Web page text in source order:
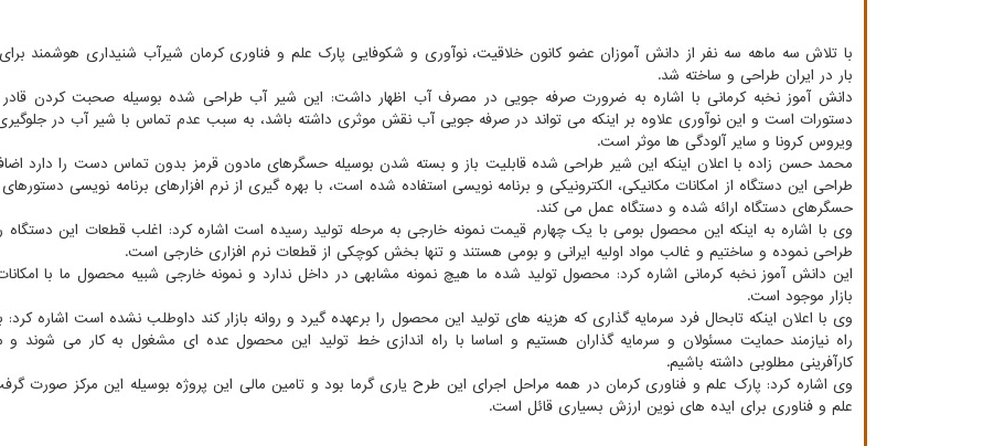
با تلاش سه ماهه سه نفر از دانش آموزان عضو کانون خلاقیت، نوآوری و شکوفایی پارک علم و فناوری کرمان شیرآب شنیداری هوشمند
بار در ایران طراحی و ساخته شد.
دانش آموز نخبه کرمانی با اشاره به ضرورت صرفه جویی در مصرف آب اظهار داشت: این شیر آب طراحی شده بوسیله صحبت کردن قادر
دستورات است و این نوآوری علاوه بر اینکه می تواند در صرفه جویی آب نقش موثری داشته باشد، به سبب عدم تماس با شیر آب در
ویروس کرونا و سایر آلودگی ها موثر است.
محمد حسن زاده با اعلان اینکه این شیر طراحی شده قابلیت باز و بسته شدن بوسیله حسگرهای مادون قرمز بدون تماس دست را دارد
طراحی این دستگاه از امکانات مکانیکی، الکترونیکی و برنامه نویسی استفاده شده است، با بهره گیری از نرم افزارهای برنامه نویسی
حسگرهای دستگاه ارائه شده و دستگاه عمل می کند.
وی با اشاره به اینکه این محصول بومی با یک چهارم قیمت نمونه خارجی به مرحله تولید رسیده است اشاره کرد: اغلب قطعات این دستگاه
طراحی نموده و ساختیم و غالب مواد اولیه ایرانی و بومی هستند و تنها بخش کوچکی از قطعات نرم افزاری خارجی است.
این دانش آموز نخبه کرمانی اشاره کرد: محصول تولید شده ما هیچ نمونه مشابهی در داخل ندارد و نمونه خارجی شبیه محصول ما با
بازار موجود است.
وی با اعلان اینکه تابحال فرد سرمایه گذاری که هزینه های تولید این محصول را برعهده گیرد و روانه بازار کند داوطلب نشده است اشاره کرد:
راه نیازمند حمایت مسئولان و سرمایه گذاران هستیم و اساسا با راه اندازی خط تولید این محصول عده ای مشغول به کار می شوند و
کارآفرینی مطلوبی داشته باشیم.
وی اشاره کرد: پارک علم و فناوری کرمان در همه مراحل اجرای این طرح یاری گرما بود و تامین مالی این پروژه بوسیله این مرکز صورت
علم و فناوری برای ایده های نوین ارزش بسیاری قائل است.